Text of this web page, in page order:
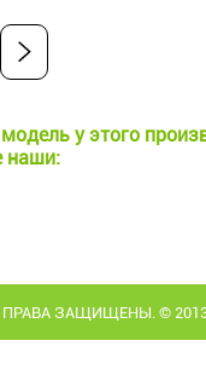
у этого
наши:
ПРАВА ЗАЩИЩЕНЫ. ©